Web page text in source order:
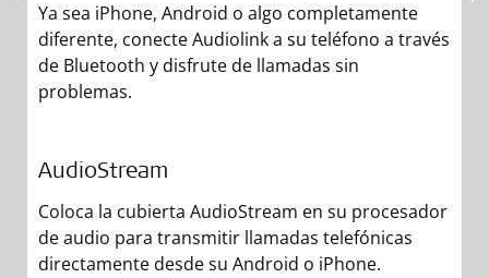
Ya sea iPhone, Android o algo completamente
diferente, conecte Audiolink a su teléfono a través
de Bluetooth y disfrute de llamadas sin
problemas.
AudioStream
Coloca la cubierta AudioStream en su procesador
de audio para transmitir llamadas telefónicas
directamente desde su Android o iPhone.